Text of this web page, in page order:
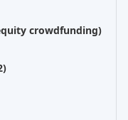
crowdfunding)